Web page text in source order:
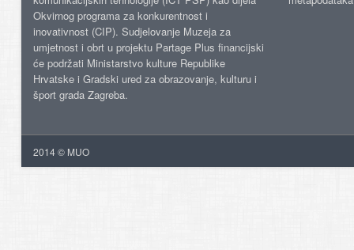
Okvirnog programa za konkurentnost i
inovativnost (CIP). Sudjelovanje Muzeja za
umjetnost i obrt u projektu Partage Plus financijski
će podržati Ministarstvo kulture Republike
Hrvatske i Gradski ured za obrazovanje, kulturu i
šport grada Zagreba.
2014 © MUO